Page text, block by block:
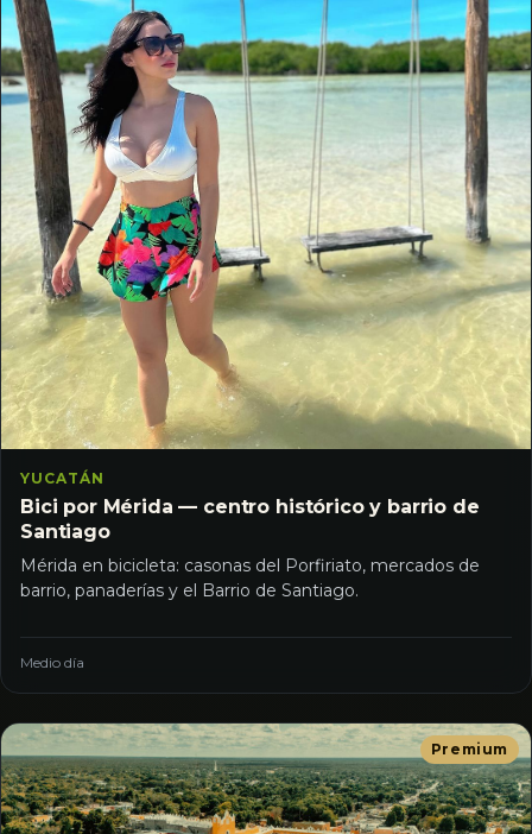
YUCATÁN
Bici por Mérida — centro histórico y barrio de
Santiago
Mérida en bicicleta: casonas del Porfiriato, mercados de
barrio, panaderías y el Barrio de Santiago.
Medio día
Premium